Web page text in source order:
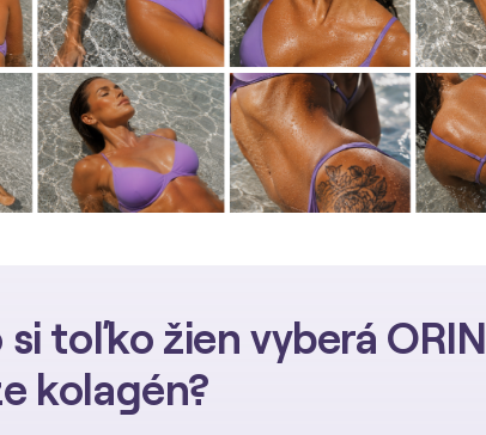
si toľko žien vyberá ORIN
kolagén?